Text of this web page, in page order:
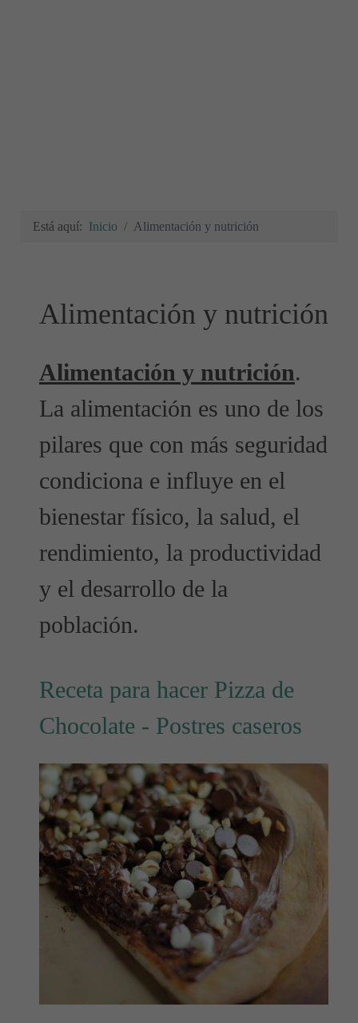
Está aquí: Inicio Alimentación y nutrición
Alimentación y nutrición
Alimentación y nutrición.
La alimentación es uno de los
pilares que con más seguridad
condiciona e influye en el
bienestar físico, la salud, el
rendimiento, la productividad
y el desarrollo de la
población.
Receta para hacer Pizza de
Chocolate - Postres caseros